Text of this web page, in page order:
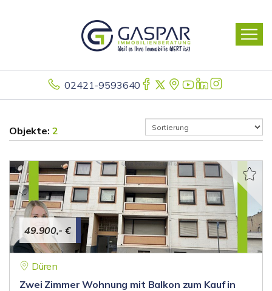
02421-9593640
Objekte: 2
49.900,- €
Düren
Zwei Zimmer Wohnung mit Balkon zum Kauf in